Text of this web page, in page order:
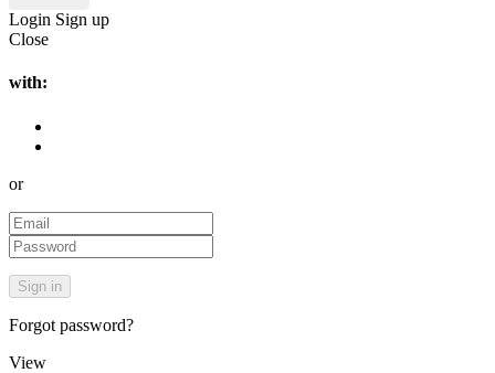
Login Sign up
Close
with:
or
Forgot password?
View